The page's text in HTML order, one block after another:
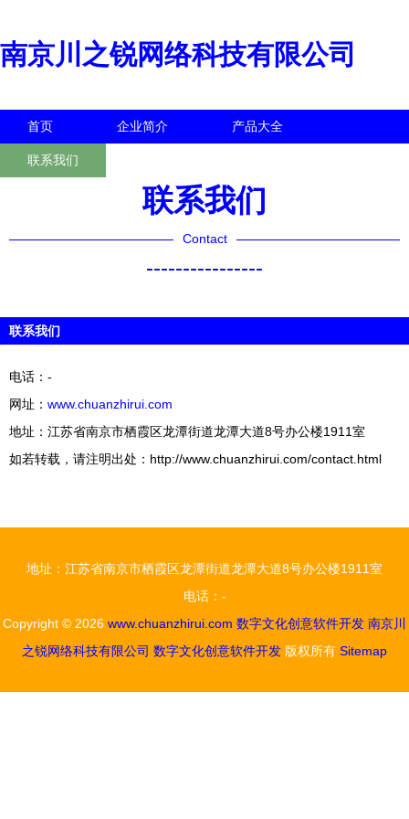
南京川之锐网络科技有限公司
首页 企业简介 产品大全
联系我们
联系我们
Contact
----------------
联系我们
电话：-
网址： www.chuanzhirui.com
地址：江苏省南京市栖霞区龙潭街道龙潭大道8号办公楼1911室
如若转载，请注明出处：http://www.chuanzhirui.com/contact.html
地址：江苏省南京市栖霞区龙潭街道龙潭大道8号办公楼1911室
电话：-
Copyright © 2026 www.chuanzhirui.com 数字文化创意软件开发 南京川
之锐网络科技有限公司 数字文化创意软件开发 版权所有 Sitemap